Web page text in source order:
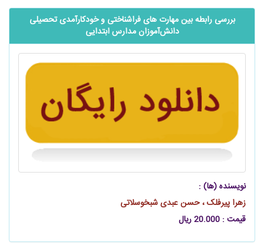
بررسی رابطه بین مهارت های فراشناختی و خودکارآمدی تحصیلی
‌‌‌‌‌‌‌‌‌‌‌‌دانش‌آموزان مدارس ابتدایی
نویسنده (ها) :
زهرا پیرفلک ، حسن عبدی شبخوسلاتی
قیمت : 20.000 ریال